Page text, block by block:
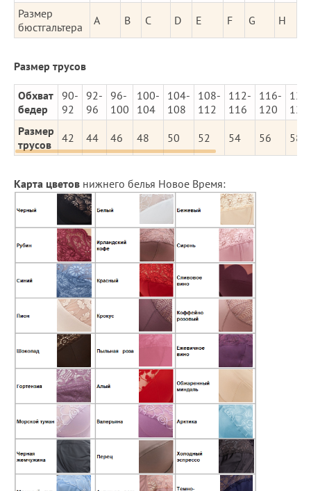
Размер
бюстгальтера
A B C D E F G H
Размер трусов
Обхват
бедер
90-
92
92-
96
96-
100
100-
104
104-
108
108-
112
112-
116
116-
120
124
Размер
трусов
42 44 46 48 50 52 54 56 58
Карта цветов нижнего белья Новое Время: